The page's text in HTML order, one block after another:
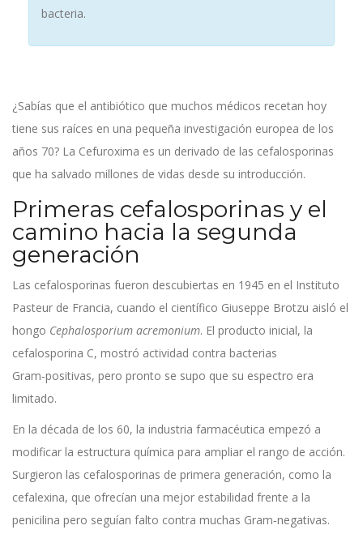
bacteria.
¿Sabías que el antibiótico que muchos médicos recetan hoy
tiene sus raíces en una pequeña investigación europea de los
años 70? La Cefuroxima es un derivado de las cefalosporinas
que ha salvado millones de vidas desde su introducción.
Primeras cefalosporinas y el
camino hacia la segunda
generación
Las cefalosporinas fueron descubiertas en 1945 en el Instituto
Pasteur de Francia, cuando el científico Giuseppe Brotzu aisló el
hongo Cephalosporium acremonium. El producto inicial, la
cefalosporina C, mostró actividad contra bacterias
Gram‑positivas, pero pronto se supo que su espectro era
limitado.
En la década de los 60, la industria farmacéutica empezó a
modificar la estructura química para ampliar el rango de acción.
Surgieron las cefalosporinas de primera generación, como la
cefalexina, que ofrecían una mejor estabilidad frente a la
penicilina pero seguían falto contra muchas Gram‑negativas.